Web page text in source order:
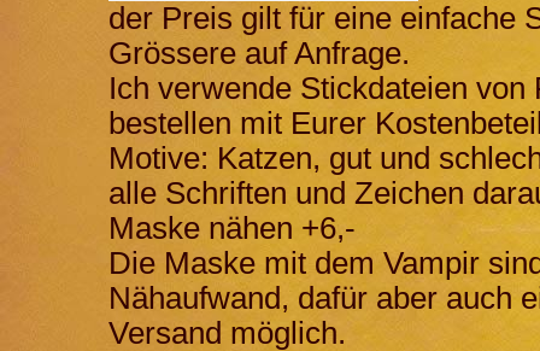
der Preis gilt für eine einfache
Grössere auf Anfrage.
Ich verwende Stickdateien
bestellen mit Eurer
Motive: Katzen, gut und
alle Schriften und Zeichen
Maske nähen +6,-
Die Maske mit dem Vampir
Nähaufwand, dafür aber auch
Versand möglich.